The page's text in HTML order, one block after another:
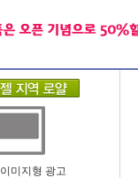
이미지형 광고